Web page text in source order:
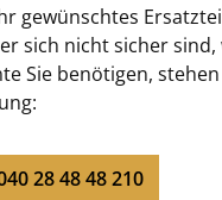
gewünschtes
sich nicht sicher sind,
Sie benötigen,
28 48 48 210